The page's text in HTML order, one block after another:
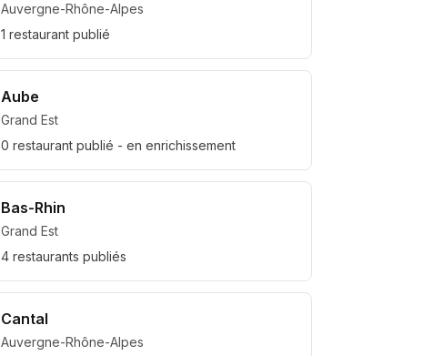
Auvergne-Rhône-Alpes
1 restaurant publié
Aube
Grand Est
0 restaurant publié - en enrichissement
Bas-Rhin
Grand Est
4 restaurants publiés
Cantal
Auvergne-Rhône-Alpes